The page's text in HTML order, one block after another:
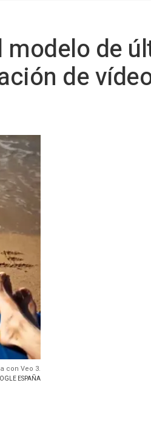
modelo de
de
con Veo 3.
ESPAÑA